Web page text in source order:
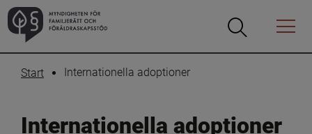
Öppna
Öppna
Menyn
Start Internationella adoptioner
Internationella adoptioner